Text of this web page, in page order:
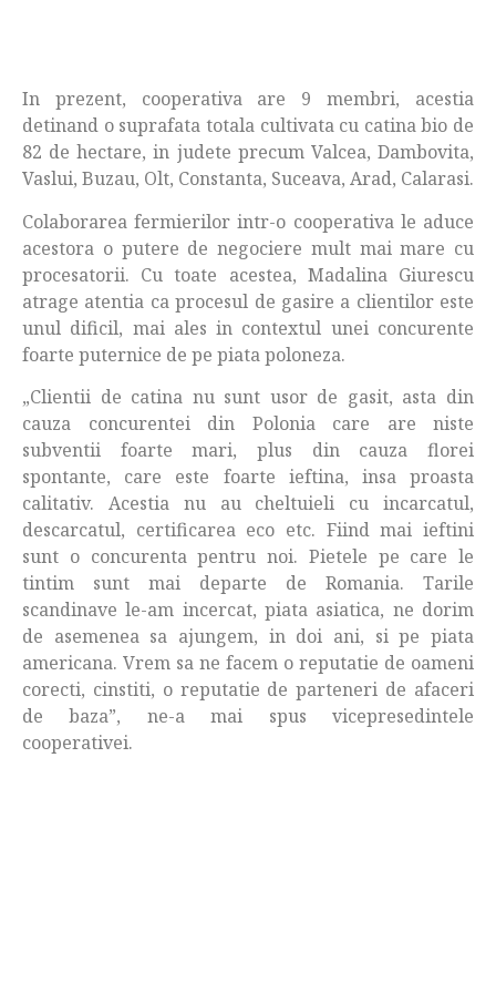
In prezent, cooperativa are 9 membri, acestia
detinand o suprafata totala cultivata cu catina bio de
82 de hectare, in judete precum Valcea, Dambovita,
Vaslui, Buzau, Olt, Constanta, Suceava, Arad, Calarasi.
Colaborarea fermierilor intr-o cooperativa le aduce
acestora o putere de negociere mult mai mare cu
procesatorii. Cu toate acestea, Madalina Giurescu
atrage atentia ca procesul de gasire a clientilor este
unul dificil, mai ales in contextul unei concurente
foarte puternice de pe piata poloneza.
„Clientii de catina nu sunt usor de gasit, asta din
cauza concurentei din Polonia care are niste
subventii foarte mari, plus din cauza florei
spontante, care este foarte ieftina, insa proasta
calitativ. Acestia nu au cheltuieli cu incarcatul,
descarcatul, certificarea eco etc. Fiind mai ieftini
sunt o concurenta pentru noi. Pietele pe care le
tintim sunt mai departe de Romania. Tarile
scandinave le-am incercat, piata asiatica, ne dorim
de asemenea sa ajungem, in doi ani, si pe piata
americana. Vrem sa ne facem o reputatie de oameni
corecti, cinstiti, o reputatie de parteneri de afaceri
de baza”, ne-a mai spus vicepresedintele
cooperativei.